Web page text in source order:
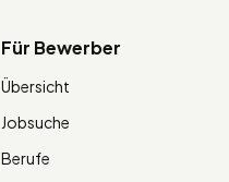
Für Bewerber
Übersicht
Jobsuche
Berufe